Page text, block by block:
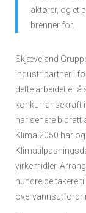
aktører, og et
brenner for.
Skjæveland
industripartner i
dette arbeidet er
konkurransekraft
har senere bidratt
Klima 2050 har
virkemidler.
hundre deltakere